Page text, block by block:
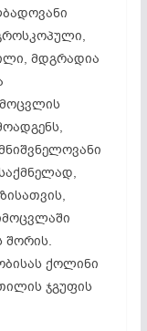
მდგრადია
შორის.
ქოლინი
ჯგუფის